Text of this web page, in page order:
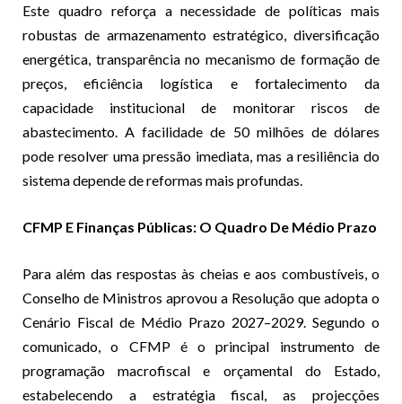
Este quadro reforça a necessidade de políticas mais
robustas de armazenamento estratégico, diversificação
energética, transparência no mecanismo de formação de
preços, eficiência logística e fortalecimento da
capacidade institucional de monitorar riscos de
abastecimento. A facilidade de 50 milhões de dólares
pode resolver uma pressão imediata, mas a resiliência do
sistema depende de reformas mais profundas.
CFMP E Finanças Públicas: O Quadro De Médio Prazo
Para além das respostas às cheias e aos combustíveis, o
Conselho de Ministros aprovou a Resolução que adopta o
Cenário Fiscal de Médio Prazo 2027–2029. Segundo o
comunicado, o CFMP é o principal instrumento de
programação macrofiscal e orçamental do Estado,
estabelecendo a estratégia fiscal, as projecções